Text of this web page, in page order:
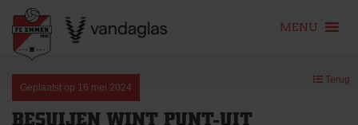
content
MENU
Geplaatst op 16 mei 2024
Terug
BESUIJEN WINT PUNT-UIT